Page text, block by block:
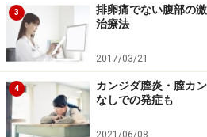
タ）など。
あとは、欧米では、PMSの人は
体内のリノレン酸の量が少ない
特に生理前の約2週間の間に、γ-
うことがすすめられています。
3
排卵痛でない腹部の
治療法
2017/03/21
4
カンジダ膣炎・膣カ
なしでの発症も